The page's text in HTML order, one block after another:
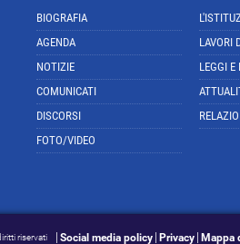
BIOGRAFIA
AGENDA
NOTIZIE
COMUNICATI
DISCORSI
FOTO/VIDEO
LAVORI
LEGGI E
riservati Social media policy Privacy Mappa